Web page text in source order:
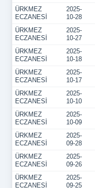
ÜRKMEZ
ECZANESİ
2025-
10-28
ÜRKMEZ
ECZANESİ
2025-
10-27
ÜRKMEZ
ECZANESİ
2025-
10-18
ÜRKMEZ
ECZANESİ
2025-
10-17
ÜRKMEZ
ECZANESİ
2025-
10-10
ÜRKMEZ
ECZANESİ
2025-
10-09
ÜRKMEZ
ECZANESİ
2025-
09-28
ÜRKMEZ
ECZANESİ
2025-
09-26
ÜRKMEZ
ECZANESİ
2025-
09-25